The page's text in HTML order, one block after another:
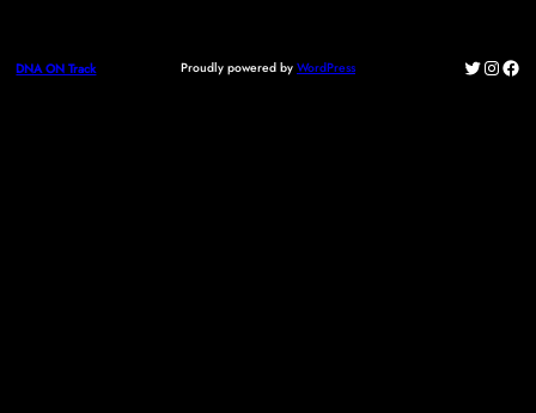
DNA ON Track Proudly powered by WordPress Twitter